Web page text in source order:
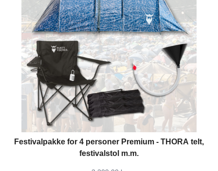
Festivalpakke for 4 personer Premium - THORA telt,
festivalstol m.m.
The price depends on the options chosen on the product page